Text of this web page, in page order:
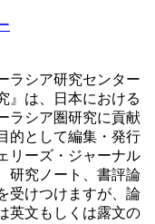
ラシア研究センター
』は、日本における
ラシア圏研究に貢献
的として編集・発行
リーズ・ジャーナル
研究ノート、書評論
受けつけますが、論
英文もしくは露文の